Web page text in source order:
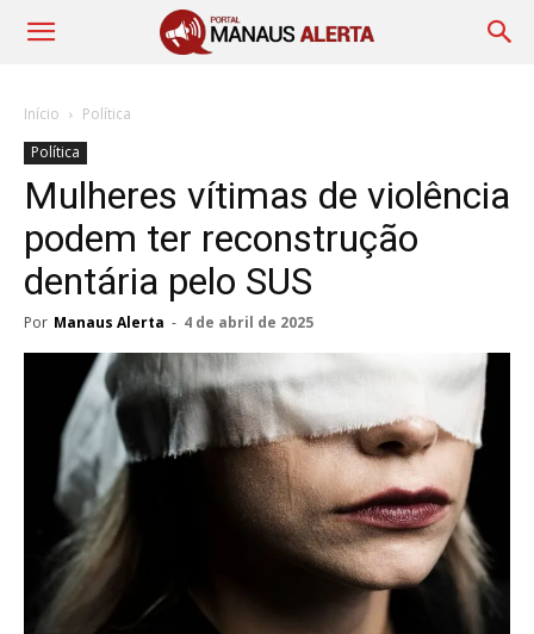
Início
Política
Política
Mulheres vítimas de violência
podem ter reconstrução
dentária pelo SUS
Por Manaus Alerta - 4 de abril de 2025